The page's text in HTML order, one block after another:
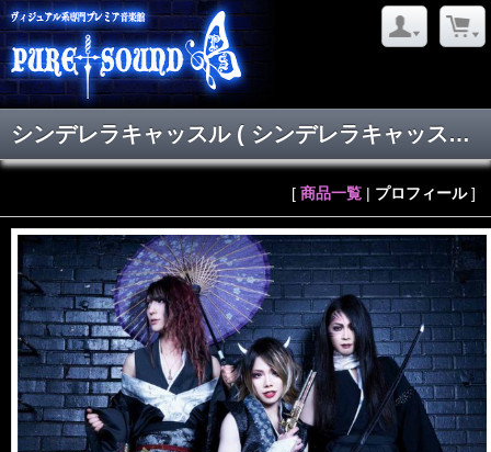
シンデレラキャッスル( シンデレラキャッスル )
[ 商品一覧 | プロフィール]